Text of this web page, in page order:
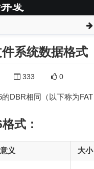
系统数据格式
333 0
的DBR相同（以下称为FAT
式：
意义 大